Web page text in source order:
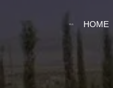
HOME